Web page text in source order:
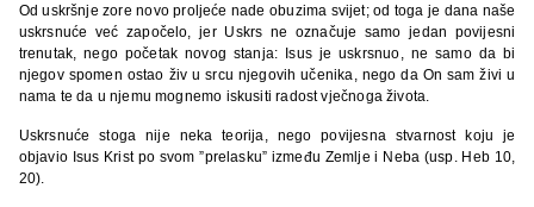
Od uskršnje zore novo proljeće nade obuzima svijet; od toga je dana naše
uskrsnuće već započelo, jer Uskrs ne označuje samo jedan povijesni
trenutak, nego početak novog stanja: Isus je uskrsnuo, ne samo da bi
njegov spomen ostao živ u srcu njegovih učenika, nego da On sam živi u
nama te da u njemu mognemo iskusiti radost vječnoga života.
Uskrsnuće stoga nije neka teorija, nego povijesna stvarnost koju je
objavio Isus Krist po svom ”prelasku” između Zemlje i Neba (usp. Heb 10,
20).